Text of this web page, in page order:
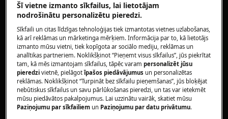
Kļūdu izraisa ūdens mašīnas apakšā vai
iekšpusē.
Attiecas uz:
Veļas žāvētājs (integrēts un brīvi stāvošs)
Izšķirtspēja:
1. Pārbaudiet ūdens padeves šļūteni.
Šī vietne izmanto sīkfailus, lai lietotājam
nodrošinātu personalizētu pieredzi.
Sīkfaili un citas līdzīgas tehnoloģijas tiek izmantotas vietnes uzlabošanas,
kā arī reklāmas un mārketinga mērķiem. Informācija par to, kā lietotājs
izmanto mūsu vietni, tiek kopīgota ar sociālo mediju, reklāmas un
analītikas partneriem. Noklikšķinot “Pieņemt visus sīkfailus”, jūs piekrītat
tam, kā mēs izmantojam sīkfailus, tāpēc varampersonalizēt jūsu
pieredzivietnē, pielāgotīpašos piedāvājumus un personalizētas
reklāmas. Noklikšķinot “Turpināt bez sīkfailu pieņemšanas”, jūs bloķējat
nebūtiskus sīkfailus un savu pārlūkošanas pieredzi, un tas var ietekmēt
mūsu piedāvātos pakalpojumus. Lai uzzinātu vairāk, skatiet mūsu
Paziņojumu par sīkfailiem un Paziņojumu par datu privātumu.